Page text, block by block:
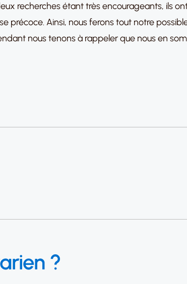
recherches étant très encourageants, ils
précoce. Ainsi, nous ferons tout notre
nous tenons à rappeler que nous en
?